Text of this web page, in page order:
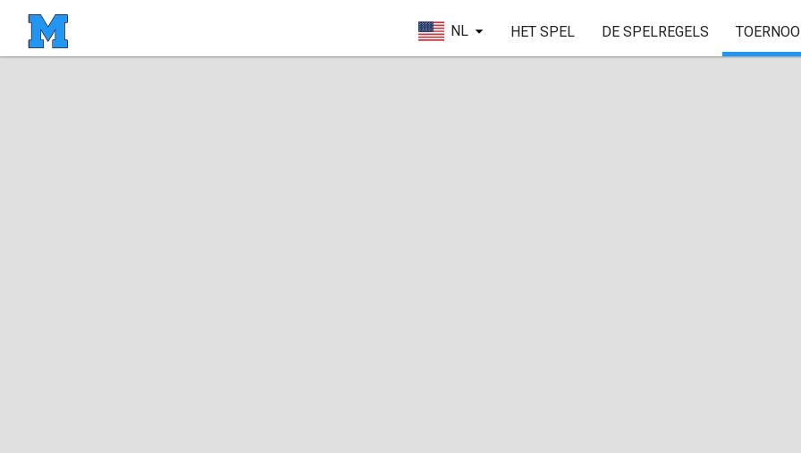
NL HET SPEL DE SPELREGELS